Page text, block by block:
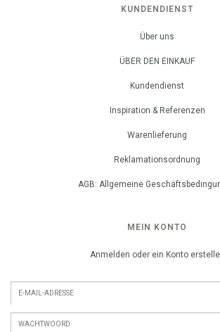
KUNDENDIENST
Über uns
ÜBER DEN EINKAUF
Kundendienst
Inspiration & Referenzen
Warenlieferung
Reklamationsordnung
AGB: Allgemeine
MEIN KONTO
Anmelden oder ein Konto